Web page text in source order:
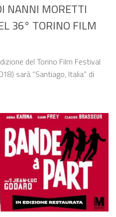
NANNI MORETTI
36° TORINO FILM
del Torino Film Festival
sarà “Santiago, Italia” di